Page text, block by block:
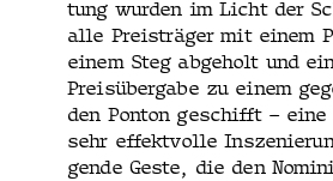
tung wur­den im Licht der
alle Preisträger mit einem
einem Steg abge­holt und
Preisüber­gabe zu einem
den Pon­ton geschifft –
sehr effek­tvolle
gende Geste, die den